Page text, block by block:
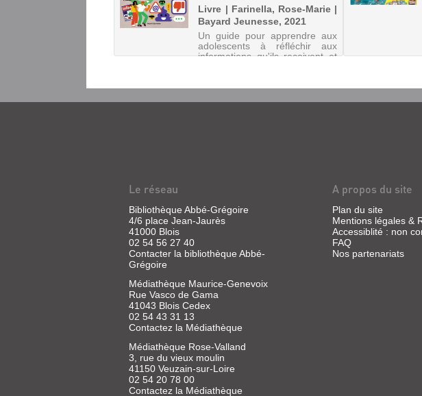
Livre | Farinella, Rose-Marie |
Bayard Jeunesse, 2021
Un guide pour apprendre aux
adolescents à réfléchir aux
informations qu'ils reçoivent et
infox. Avec des quiz, des
DOC
Revue
Ruffenach,
Pascal
Bayard
Presse
LE
MONDE
DE
Le réseau
Bibliothèque Abbé-Grégoire
4/6 place Jean-Jaurès
41000 Blois
02 54 56 27 40
Contacter la bibliothèque Abbé-
Grégoire
Médiathèque Maurice-Genevoix
Rue Vasco de Gama
41043 Blois Cedex
02 54 43 31 13
Contactez la Médiathèque
Médiathèque Rose-Valland
3, rue du vieux moulin
41150 Veuzain-sur-Loire
02 54 20 78 00
Contactez la Médiathèque
A propos du site
Plan du site
Mentions légales &
Accessiblité : non
FAQ
Nos partenariats